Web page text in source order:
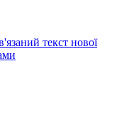
текст нової